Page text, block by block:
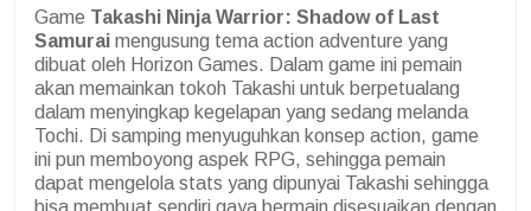
Game Takashi Ninja Warrior: Shadow of Last
Samurai mengusung tema action adventure yang
dibuat oleh Horizon Games. Dalam game ini pemain
akan memainkan tokoh Takashi untuk berpetualang
dalam menyingkap kegelapan yang sedang melanda
Tochi. Di samping menyuguhkan konsep action, game
ini pun memboyong aspek RPG, sehingga pemain
dapat mengelola stats yang dipunyai Takashi sehingga